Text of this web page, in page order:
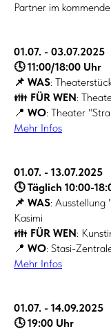
Partner im
01.07. - 03.07.2025
🕓 11:00/18:00 Uhr
📌 WAS:
👪 FÜR WEN:
📍 WO: Theater
Mehr Infos
01.07. - 13.07.2025
🕓 Täglich 10:00-
📌 WAS:
Kasimi
👪 FÜR WEN:
📍 WO: Stasi-
Mehr Infos
01.07. - 14.09.2025
🕓 19:00 Uhr